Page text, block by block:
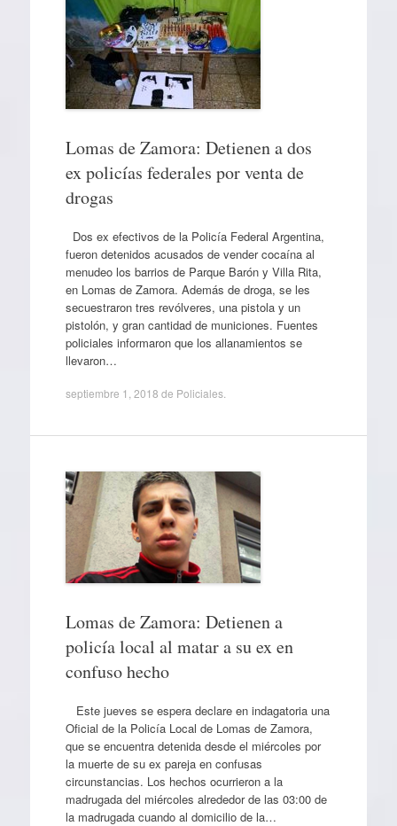
Lomas de Zamora: Detienen a dos
ex policías federales por venta de
drogas
Dos ex efectivos de la Policía Federal Argentina,
fueron detenidos acusados de vender cocaína al
menudeo los barrios de Parque Barón y Villa Rita,
en Lomas de Zamora. Además de droga, se les
secuestraron tres revólveres, una pistola y un
pistolón, y gran cantidad de municiones. Fuentes
policiales informaron que los allanamientos se
llevaron…
septiembre 1, 2018 de Policiales.
Lomas de Zamora: Detienen a
policía local al matar a su ex en
confuso hecho
Este jueves se espera declare en indagatoria una
Oficial de la Policía Local de Lomas de Zamora,
que se encuentra detenida desde el miércoles por
la muerte de su ex pareja en confusas
circunstancias. Los hechos ocurrieron a la
madrugada del miércoles alrededor de las 03:00 de
la madrugada cuando al domicilio de la…